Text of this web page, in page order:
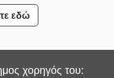
εδώ
χορηγός του: